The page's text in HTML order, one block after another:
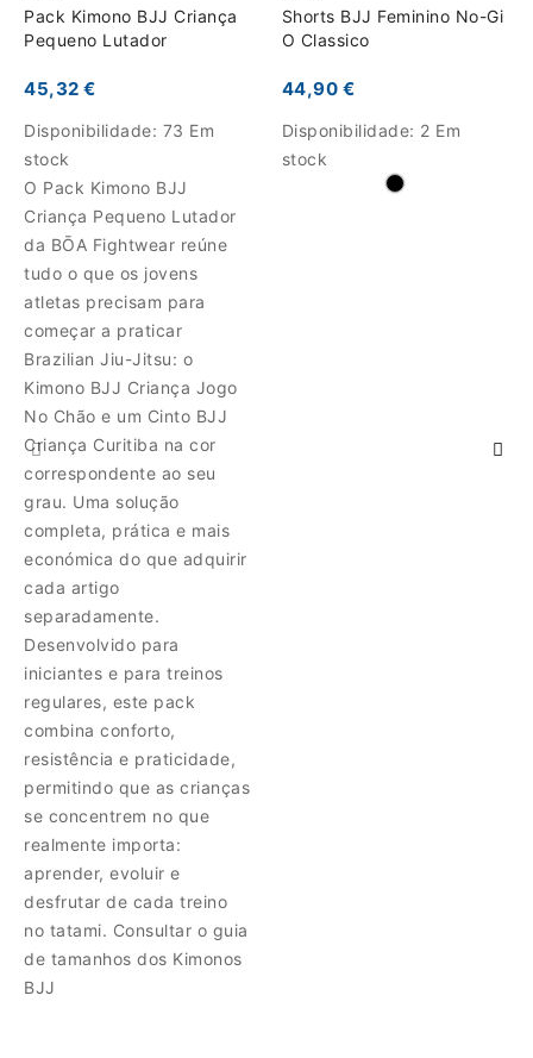
Pack Kimono BJJ Criança
Pequeno Lutador
45,32 €
Disponibilidade: 73 Em
stock
O Pack Kimono BJJ
Criança Pequeno Lutador
da BŌA Fightwear reúne
tudo o que os jovens
atletas precisam para
começar a praticar
Brazilian Jiu-Jitsu: o
Kimono BJJ Criança Jogo
No Chão e um Cinto BJJ
Criança Curitiba na cor
correspondente ao seu
grau. Uma solução
completa, prática e mais
económica do que adquirir
cada artigo
separadamente.
Desenvolvido para
iniciantes e para treinos
regulares, este pack
combina conforto,
resistência e praticidade,
permitindo que as crianças
se concentrem no que
realmente importa:
aprender, evoluir e
desfrutar de cada treino
no tatami. Consultar o guia
de tamanhos dos Kimonos
BJJ
Shorts BJJ Feminino No-Gi
O Classico
44,90 €
Disponibilidade: 2 Em
stock